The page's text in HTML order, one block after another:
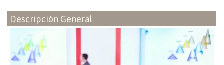
Descripción General